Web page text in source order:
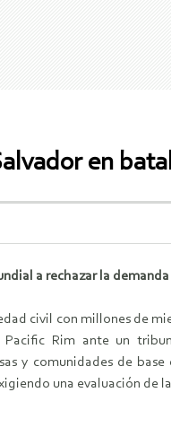
en
a rechazar la
civil con millones de
Rim ante un
y comunidades de
una evaluación de